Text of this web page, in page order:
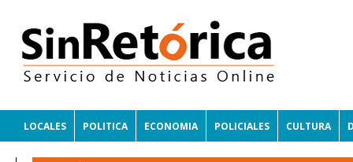
LOCALES POLITICA ECONOMIA POLICIALES CULTURA